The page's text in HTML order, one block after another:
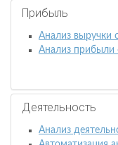
Прибыль
Анализ выручки
Анализ прибыли
Деятельность
Анализ